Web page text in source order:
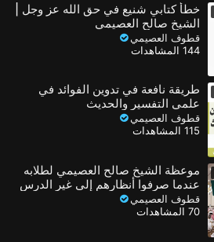
خطأ كتابي شنيع في حق الله عز وجل |
الشيخ صالح العصيمي
قطوف العصيمي
144 المشاهدات
طريقة نافعة في تدوين الفوائد في
علمي التفسير والحديث
قطوف العصيمي
115 المشاهدات
موعظة الشيخ صالح العصيمي لطلابه
عندما صرفوا أنظارهم إلى غير الدرس
قطوف العصيمي
70 المشاهدات